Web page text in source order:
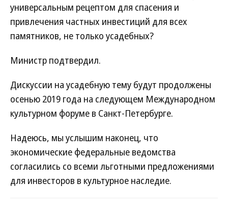
универсальным рецептом для спасения и
привлечения частных инвестиций для всех
памятников, не только усадебных?
Министр подтвердил.
Дискуссии на усадебную тему будут продолжены
осенью 2019 года на следующем Международном
культурном форуме в Санкт-Петербурге.
Надеюсь, мы услышим наконец, что
экономические федеральные ведомства
согласились со всеми льготными предложениями
для инвесторов в культурное наследие.